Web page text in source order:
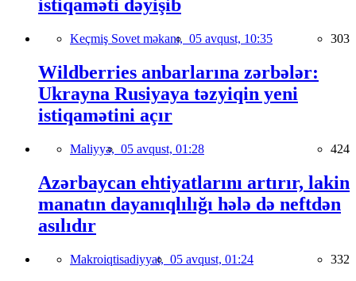
istiqaməti dəyişib
Keçmiş Sovet məkanı, 05 avqust, 10:35 303
Wildberries anbarlarına zərbələr:
Ukrayna Rusiyaya təzyiqin yeni
istiqamətini açır
Maliyyə, 05 avqust, 01:28 424
Azərbaycan ehtiyatlarını artırır, lakin
manatın dayanıqlılığı hələ də neftdən
asılıdır
Makroiqtisadiyyat, 05 avqust, 01:24 332